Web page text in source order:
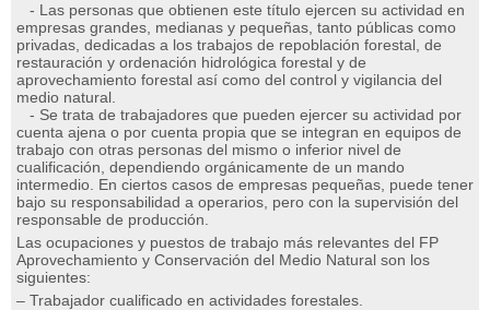
- Las personas que obtienen este título ejercen su actividad en
empresas grandes, medianas y pequeñas, tanto públicas como
privadas, dedicadas a los trabajos de repoblación forestal, de
restauración y ordenación hidrológica forestal y de
aprovechamiento forestal así como del control y vigilancia del
medio natural.
- Se trata de trabajadores que pueden ejercer su actividad por
cuenta ajena o por cuenta propia que se integran en equipos de
trabajo con otras personas del mismo o inferior nivel de
cualificación, dependiendo orgánicamente de un mando
intermedio. En ciertos casos de empresas pequeñas, puede tener
bajo su responsabilidad a operarios, pero con la supervisión del
responsable de producción.
Las ocupaciones y puestos de trabajo más relevantes del FP
Aprovechamiento y Conservación del Medio Natural son los
siguientes:
– Trabajador cualificado en actividades forestales.